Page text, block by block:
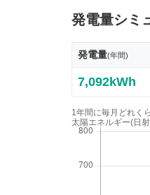
発電量シミ
発電量(年間)
7,092kWh
1年間に毎月どれく
太陽エネルギー(日